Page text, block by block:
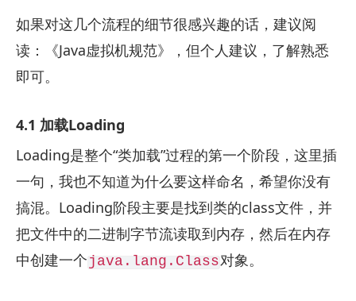
如果对这几个流程的细节很感兴趣的话，建议阅
读：
《Java虚拟机规范》
，但个人建议，了解熟悉
即可。
4.1 加载Loading
Loading是整个“类加载”过程的第一个阶段，这里插
一句，我也不知道为什么要这样命名，希望你没有
搞混。Loading阶段主要是找到类的class文件，并
把文件中的二进制字节流读取到内存，然后在内存
中创建一个 java.lang.Class对象。